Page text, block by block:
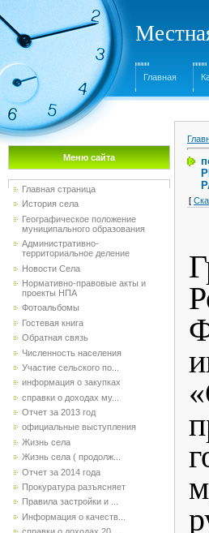
Главная
Меню сайта
Главная страница
История села
Географическое положение
муниципального образования
Административно-
территориальное деление
Новости Села
Нормативно-правовые акты и
проекты НПА
Фотоальбомы
Гостевая книга
Обратная связь
Численность населения
Участие сельского по...
информация о закупках
справки о доходах му...
Отчет за 2013 год
официальные выступления
Жизнь села
Жизнь села ( продолж...
Отчет за 2014 года
Прокуратура разъясняет
Правила застройки и ...
Информация о качеств...
[